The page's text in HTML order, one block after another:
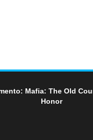
Mafia: The Old
Honor